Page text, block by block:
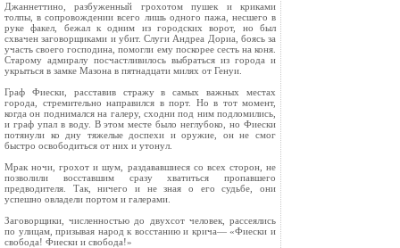
Джаннеттино, разбуженный грохотом пушек и криками
толпы, в сопровождении всего лишь одного пажа, несшего в
руке факел, бежал к одним из городских ворот, но был
схвачен заговорщиками и убит. Слуги Андреа Дориа, боясь за
участь своего господина, помогли ему поскорее сесть на коня.
Старому адмиралу посчастливилось выбраться из города и
укрыться в замке Мазона в пятнадцати милях от Генуи.
Граф Фиески, расставив стражу в самых важных местах
города, стремительно направился в порт. Но в тот момент,
когда он поднимался на галеру, сходни под ним подломились,
и граф упал в воду. В этом месте было неглубоко, но Фиески
потянули ко дну тяжелые доспехи и оружие, он не смог
быстро освободиться от них и утонул.
Мрак ночи, грохот и шум, раздававшиеся со всех сторон, не
позволили восставшим сразу хватиться пропавшего
предводителя. Так, ничего и не зная о его судьбе, они
успешно овладели портом и галерами.
Заговорщики, численностью до двухсот человек, рассеялись
по улицам, призывая народ к восстанию и крича— «Фиески и
свобода! Фиески и свобода!»